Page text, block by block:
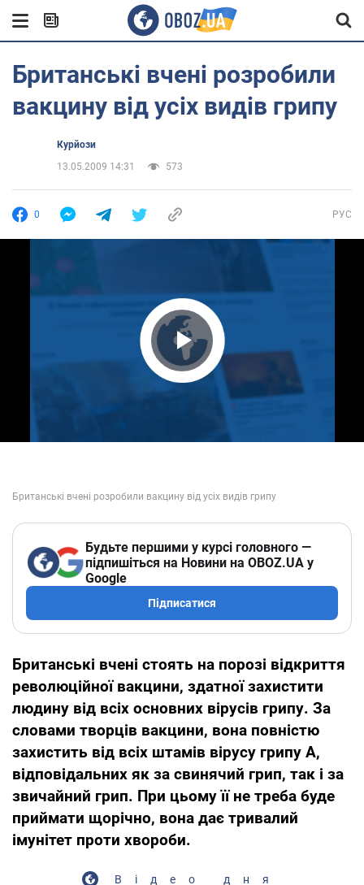
Британські вчені розробили
вакцину від усіх видів грипу
Курйози
13.05.2009 14:31
573
0 РУС
Play Video
Будьте першими у курсі головного —
підпишіться на Новини на OBOZ.UA у
Google
Підписатися
Британські вчені стоять на порозі відкриття
революційної вакцини, здатної захистити
людину від всіх основних вірусів грипу. За
словами творців вакцини, вона повністю
захистить від всіх штамів вірусу грипу А,
відповідальних як за свинячий грип, так і за
звичайний грип. При цьому її не треба буде
приймати щорічно, вона дає тривалий
імунітет проти хвороби.
Відео дня